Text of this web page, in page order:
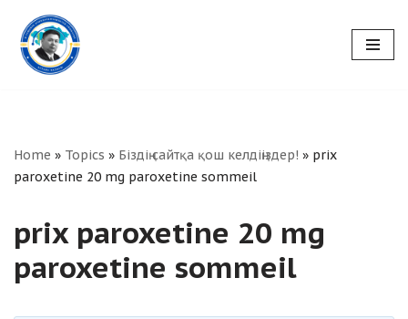
Skip
to
Home » Topics » Біздің сайтқа қош келдіңіздер! » prix
paroxetine 20 mg paroxetine sommeil
prix paroxetine 20 mg
paroxetine sommeil